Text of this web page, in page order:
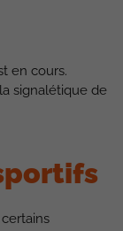
en cours.
signalétique de